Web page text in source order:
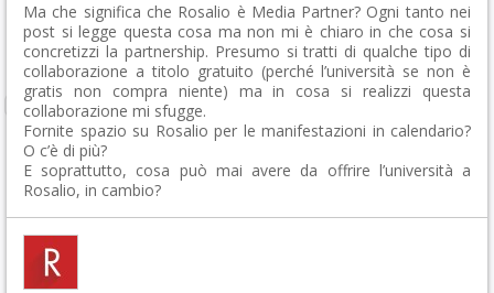
Ma che significa che Rosalio è Media Partner? Ogni tanto nei
post si legge questa cosa ma non mi è chiaro in che cosa si
concretizzi la partnership. Presumo si tratti di qualche tipo di
collaborazione a titolo gratuito (perché l’università se non è
gratis non compra niente) ma in cosa si realizzi questa
collaborazione mi sfugge.
Fornite spazio su Rosalio per le manifestazioni in calendario?
O c’è di più?
E soprattutto, cosa può mai avere da offrire l’università a
Rosalio, in cambio?